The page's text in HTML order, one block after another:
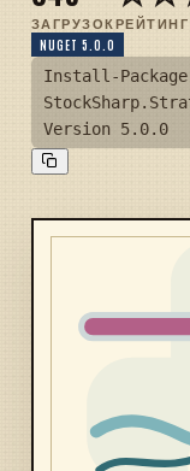
ЗАГРУЗОК РЕЙТИНГ
NUGET 5.0.0
Install-Package
Version 5.0.0